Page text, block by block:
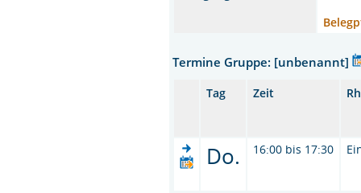
Termine Gruppe: [unbenannt]
Tag Zeit
Do. 16:00 bis 17:30